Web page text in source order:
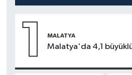
1 MALATYA
Malatya'da 4,1